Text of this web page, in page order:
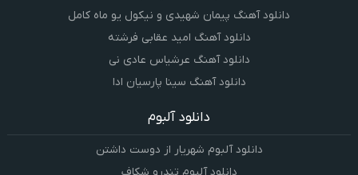
دانلود آهنگ پیمان شهیدی و نیکول یو ماه کامل
دانلود آهنگ امید عقابی فرشته
دانلود آهنگ عرشیاس عادی نی
دانلود آهنگ سینا پارسیان ادا
دانلود آلبوم
دانلود آلبوم شهریار از دوست داشتن